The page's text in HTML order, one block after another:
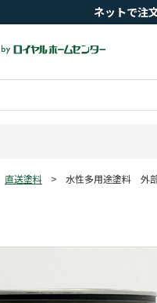
ネットで注
直送塗料 > 水性多用途塗料 外